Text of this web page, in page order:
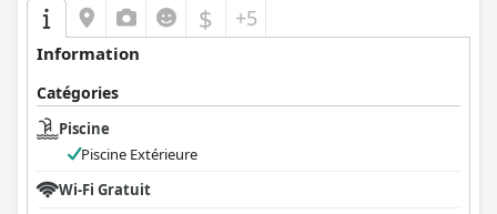
$ +5
Information
Catégories
Piscine
Piscine Extérieure
Wi-Fi Gratuit